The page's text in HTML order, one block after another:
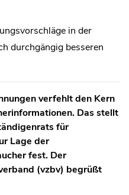
in der
durchgängig besseren
verfehlt den Kern
Das stellt
für
Lage der
fest. Der
(vzbv) begrüßt